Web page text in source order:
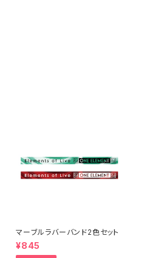
マーブルラバーバンド2色セット
¥845